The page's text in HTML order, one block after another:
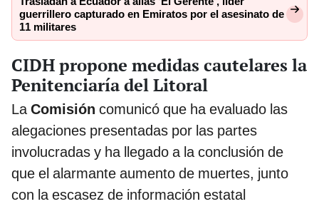
guerrillero capturado en Emiratos por el asesinato de
11 militares
CIDH propone medidas cautelares la
Penitenciaría del Litoral
La Comisión comunicó que ha evaluado las
alegaciones presentadas por las partes
involucradas y ha llegado a la conclusión de
que el alarmante aumento de muertes, junto
con la escasez de información estatal